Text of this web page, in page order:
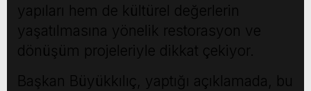
yapıları hem de kültürel değerlerin
yaşatılmasına yönelik restorasyon ve
dönüşüm projeleriyle dikkat çekiyor.
Başkan Büyükkılıç, yaptığı açıklamada, bu